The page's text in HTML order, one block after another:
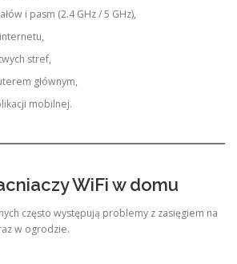
i pasm (2.4 GHz / 5 GHz),
stref,
głównym,
mobilnej.
WiFi w domu
często występują problemy z zasięgiem na
w ogrodzie.